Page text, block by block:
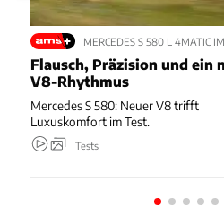
MERCEDES S 580 L 4MATIC
Flausch, Präzision und ein
V8-Rhythmus
Mercedes S 580: Neuer V8 trifft
Luxuskomfort im Test.
Tests